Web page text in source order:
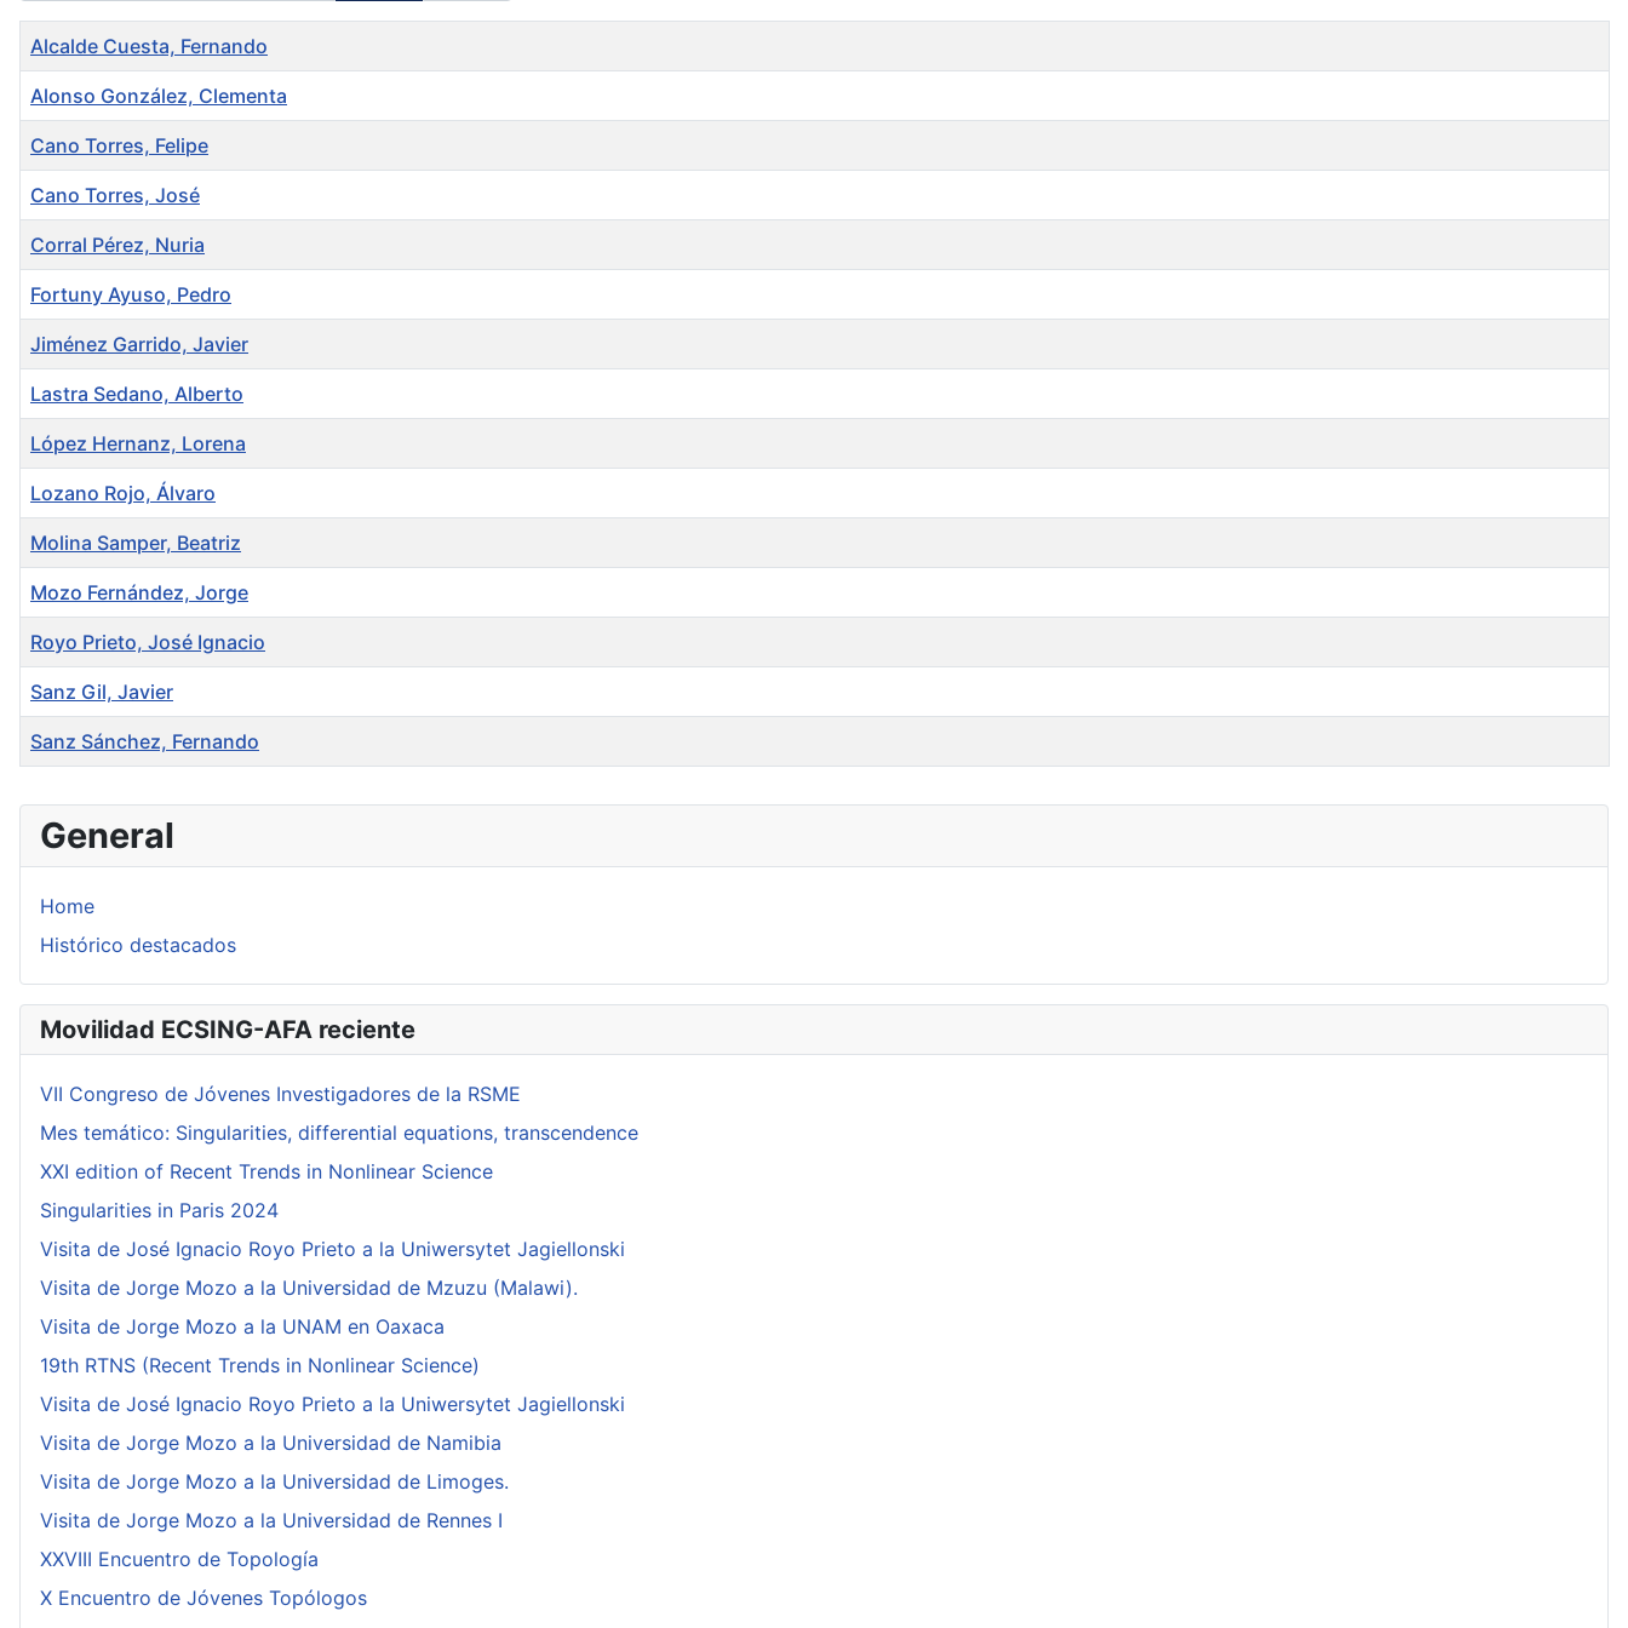
General
Home
Histórico destacados
Movilidad ECSING-AFA reciente
VII Congreso de Jóvenes Investigadores de la RSME
Mes temático: Singularities, differential equations, transcendence
XXI edition of Recent Trends in Nonlinear Science
Singularities in Paris 2024
Visita de José Ignacio Royo Prieto a la Uniwersytet Jagiellonski
Visita de Jorge Mozo a la Universidad de Mzuzu (Malawi).
Visita de Jorge Mozo a la UNAM en Oaxaca
19th RTNS (Recent Trends in Nonlinear Science)
Visita de José Ignacio Royo Prieto a la Uniwersytet Jagiellonski
Visita de Jorge Mozo a la Universidad de Namibia
Visita de Jorge Mozo a la Universidad de Limoges.
Visita de Jorge Mozo a la Universidad de Rennes I
XXVIII Encuentro de Topología
X Encuentro de Jóvenes Topólogos
Title
Alcalde Cuesta, Fernando
Alonso González, Clementa
Cano Torres, Felipe
Cano Torres, José
Corral Pérez, Nuria
Fortuny Ayuso, Pedro
Jiménez Garrido, Javier
Lastra Sedano, Alberto
López Hernanz, Lorena
Lozano Rojo, Álvaro
Molina Samper, Beatriz
Mozo Fernández, Jorge
Royo Prieto, José Ignacio
Sanz Gil, Javier
Sanz Sánchez, Fernando